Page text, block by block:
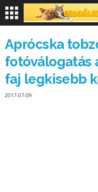
Aprócska
fotóválogatás
faj legkisebb
2017-07-09